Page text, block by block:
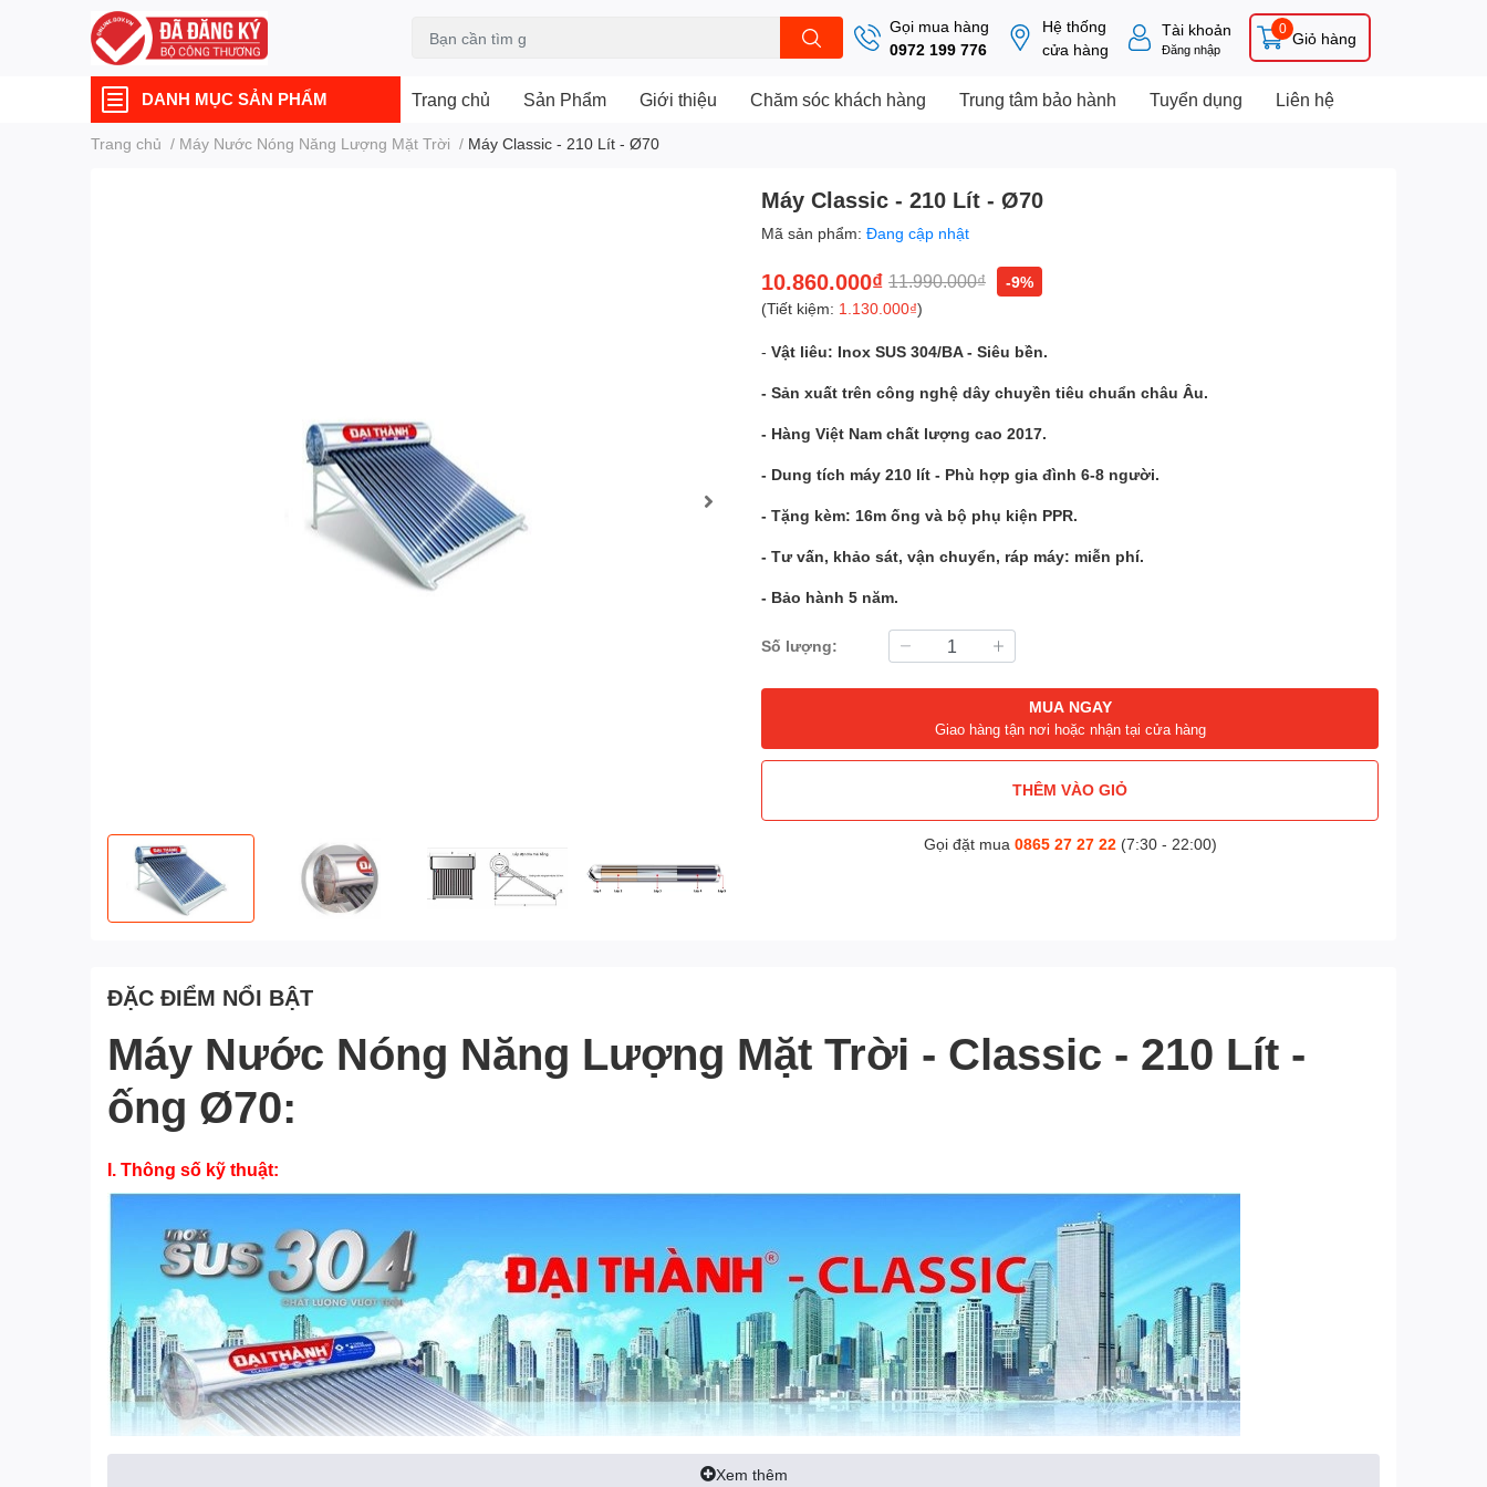
Gọi mua hàng
0972 199 776
Hệ thống
cửa hàng
Tài khoản
Đăng nhập
Giỏ hàng
0
DANH MỤC SẢN PHẨM Trang chủ Sản Phẩm Giới thiệu Chăm sóc khách hàng Trung tâm bảo hành Tuyển dụng Liên hệ
Trang chủ / Máy Nước Nóng Năng Lượng Mặt Trời / Máy Classic - 210 Lít - Ø70
Máy Classic - 210 Lít - Ø70
Mã sản phẩm: Đang cập nhật
10.860.000₫ 11.990.000₫
-9%
(Tiết kiệm: 1.130.000₫)
- Vật liêu: Inox SUS 304/BA - Siêu bền.
- Sản xuất trên công nghệ dây chuyền tiêu chuẩn châu Âu.
- Hàng Việt Nam chất lượng cao 2017.
- Dung tích máy 210 lít - Phù hợp gia đình 6-8 người.
- Tặng kèm: 16m ống và bộ phụ kiện PPR.
- Tư vấn, khảo sát, vận chuyển, ráp máy: miễn phí.
- Bảo hành 5 năm.
Số lượng:
MUA NGAY
Giao hàng tận nơi hoặc nhận tại cửa hàng
THÊM VÀO GIỎ
Gọi đặt mua 0865 27 27 22(7:30 - 22:00)
ĐẶC ĐIỂM NỔI BẬT
Máy Nước Nóng Năng Lượng Mặt Trời - Classic - 210 Lít -
ống Ø70:
I. Thông số kỹ thuật:
Xem thêm